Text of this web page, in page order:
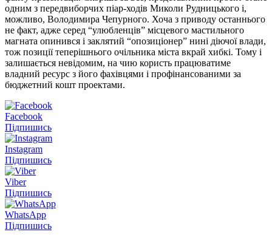
одним з передвиборчих піар-ходів Миколи Рудницького і,
можливо, Володимира Чепурного. Хоча з приводу останнього
не факт, адже серед “улюбленців” місцевого мастильного
магната опинився і заклятий “опозиціонер” нині діючої влади,
тож позиції теперішнього очільника міста вкрай хибкі. Тому і
залишається невідомим, на чию користь працюватиме
владний ресурс з його фахівцями і профінансованими за
бюджетний кошт проектами.
Facebook
Підпишись
Instagram
Підпишись
Viber
Підпишись
WhatsApp
Підпишись